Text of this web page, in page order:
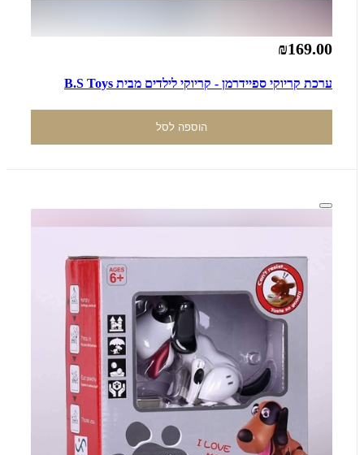
₪169.00
ערכת קריוקי ספיידרמן - קריוקי לילדים מבית B.S Toys
הוספה לסל